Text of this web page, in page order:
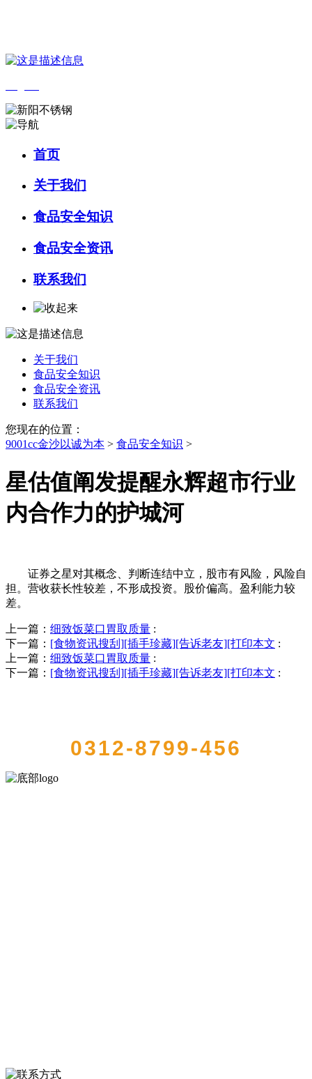
首页
关于我们
食品安全知识
食品安全资讯
联系我们
关于我们
食品安全知识
食品安全资讯
联系我们
您现在的位置：
9001cc金沙以诚为本 > 食品安全知识 >
星估值阐发提醒永辉超市行业
内合作力的护城河
证券之星对其概念、判断连结中立，股市有风险，风险自
担。营收获长性较差，不形成投资。股价偏高。盈利能力较
差。
上一篇： 细致饭菜口胃取质量 :
下一篇： [食物资讯搜刮][插手珍藏][告诉老友][打印本文 :
上一篇： 细致饭菜口胃取质量 :
下一篇： [食物资讯搜刮][插手珍藏][告诉老友][打印本文 :
0312-8799-456